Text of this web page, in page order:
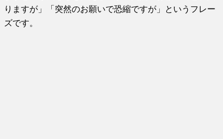
りますが」「突然のお願いで恐縮ですが」というフレー
ズです。